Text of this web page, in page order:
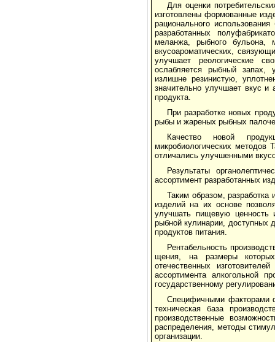
Для оценки
изготовлены формо­ванные
рационального
разработанных
меланжа, рыбного бульона,
вкусоароматических,
улучшает реологические
ослабляется рыбный запах,
излишне резинистую,
значительно улучшает вкус и
продукта.
При разработке новых
рыбы и жареных рыбных
Качество новой
микробиологических
отличались улуч­шенными
Результаты
ассортимент разработанных
Таким образом,
изделий на их основе
улучшать пищевую ценность
рыбной кулинарии, доступных
продуктов питания.
Рентабельность
щения, на размеры
отечественных
ассортимента алкогольной
государственному
Специфичными факторами
техническая база
производст­венные
распределения, мето­ды
организации.